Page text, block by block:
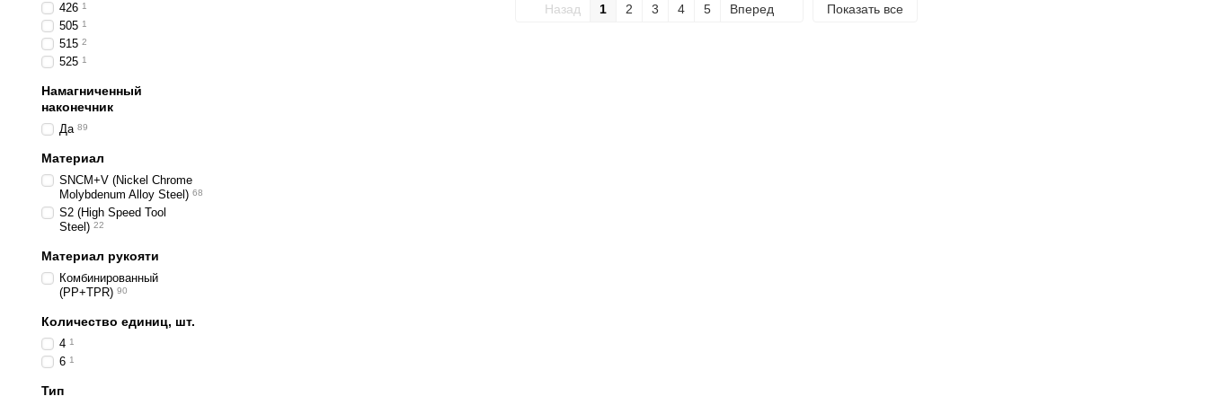
Назад 1 2 3 4 5 Вперед Показать все
426 1
505 1
515 2
525 1
Намагниченный
наконечник
Да 89
Материал
SNCM+V (Nickel Chrome
Molybdenum Alloy Steel) 68
S2 (High Speed Tool
Steel) 22
Материал рукояти
Комбинированный
(PP+TPR) 90
Количество единиц, шт.
4 1
6 1
Тип